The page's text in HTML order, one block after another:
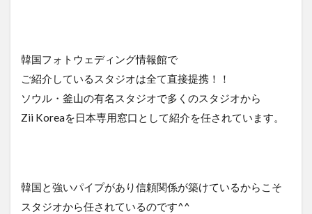
韓国フォトウェディング情報館で
ご紹介しているスタジオは全て直接提携！！
ソウル・釜山の有名スタジオで多くのスタジオから
Zii Koreaを日本専用窓口として紹介を任されています。
韓国と強いパイプがあり信頼関係が築けているからこそ
スタジオから任されているのです^^